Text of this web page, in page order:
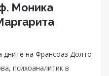
Моника
дните на Франсоаз Долто
психоаналитик в